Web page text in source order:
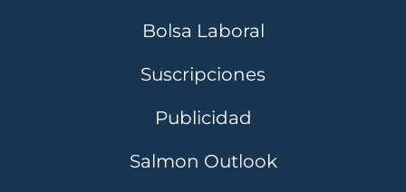
Bolsa Laboral
Suscripciones
Publicidad
Salmon Outlook